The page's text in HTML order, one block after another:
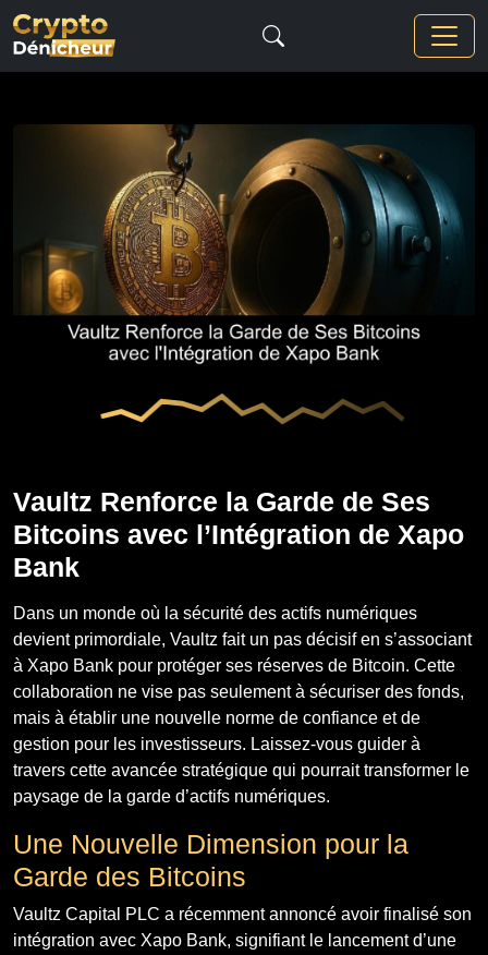
Vaultz Renforce la Garde de Ses
Bitcoins avec l’Intégration de Xapo
Bank
Dans un monde où la sécurité des actifs numériques
devient primordiale, Vaultz fait un pas décisif en s’associant
à Xapo Bank pour protéger ses réserves de Bitcoin. Cette
collaboration ne vise pas seulement à sécuriser des fonds,
mais à établir une nouvelle norme de confiance et de
gestion pour les investisseurs. Laissez-vous guider à
travers cette avancée stratégique qui pourrait transformer le
paysage de la garde d’actifs numériques.
Une Nouvelle Dimension pour la
Garde des Bitcoins
Vaultz Capital PLC a récemment annoncé avoir finalisé son
intégration avec Xapo Bank, signifiant le lancement d’une